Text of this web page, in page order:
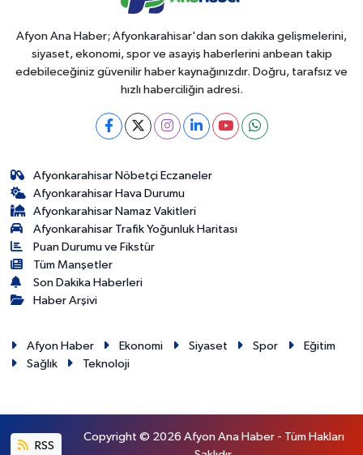
Afyon Ana Haber; Afyonkarahisar'dan son dakika gelişmelerini,
siyaset, ekonomi, spor ve asayiş haberlerini anbean takip
edebileceğiniz güvenilir haber kaynağınızdır. Doğru, tarafsız ve
hızlı haberciliğin adresi.
Afyonkarahisar Nöbetçi Eczaneler
Afyonkarahisar Hava Durumu
Afyonkarahisar Namaz Vakitleri
Afyonkarahisar Trafik Yoğunluk Haritası
Puan Durumu ve Fikstür
Tüm Manşetler
Son Dakika Haberleri
Haber Arşivi
Afyon Haber Ekonomi Siyaset Spor
Eğitim
Sağlık
Teknoloji
RSS
Copyright © 2026 Afyon Ana Haber - Tüm Hakları